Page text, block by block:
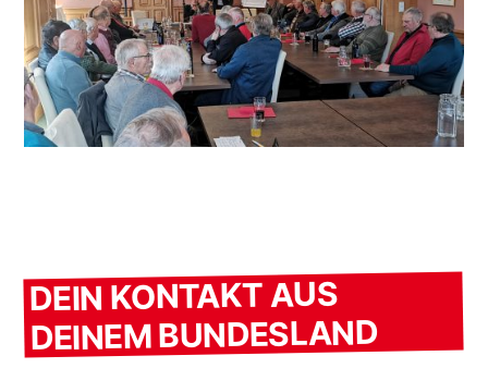
DEIN KONTAKT AUS
DEINEM BUNDESLAND